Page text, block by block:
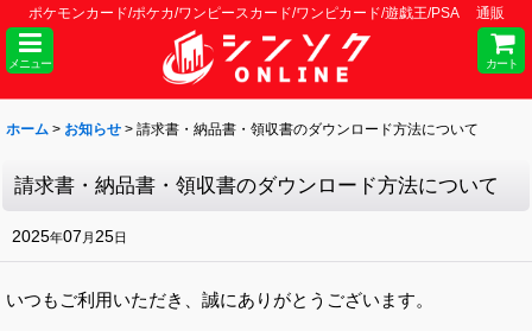
ポケモンカード/ポケカ/ワンピースカード/ワンピカード/遊戯王/PSA 通販
メニュー カート
ホーム > お知らせ > 請求書・納品書・領収書のダウンロード方法について
請求書・納品書・領収書のダウンロード方法について
2025年07 月 25日
いつもご利用いただき、誠にありがとうございます。